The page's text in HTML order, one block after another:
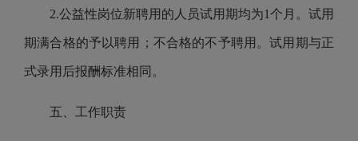
2.公益性岗位新聘用的人员试用期均为1个月。试用
期满合格的予以聘用；不合格的不予聘用。试用期与正
式录用后报酬标准相同。
五、工作职责